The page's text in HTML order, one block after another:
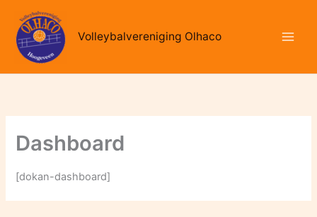
naar
inhoud
Volleybalvereniging Olhaco
Dashboard
[dokan-dashboard]